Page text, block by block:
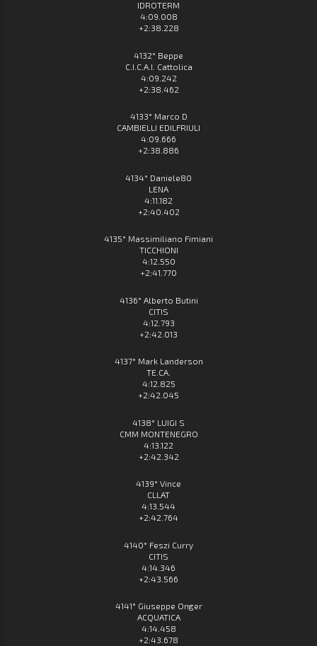
IDROTERM
4:09.008
+2:38.228
4132° Beppe
C.I.C.A.I. Cattolica
4:09.242
+2:38.462
4133° Marco D
CAMBIELLI EDILFRIULI
4:09.666
+2:38.886
4134° Daniele80
LENA
4:11.182
+2:40.402
4135° Massimiliano Fimiani
TICCHIONI
4:12.550
+2:41.770
4136° Alberto Butini
CITIS
4:12.793
+2:42.013
4137° Mark Landerson
TE.CA.
4:12.825
+2:42.045
4138° LUIGI S
CMM MONTENEGRO
4:13.122
+2:42.342
4139° Vince
CLLAT
4:13.544
+2:42.764
4140° Feszi Curry
CITIS
4:14.346
+2:43.566
4141° Giuseppe Onger
ACQUATICA
4:14.458
+2:43.678